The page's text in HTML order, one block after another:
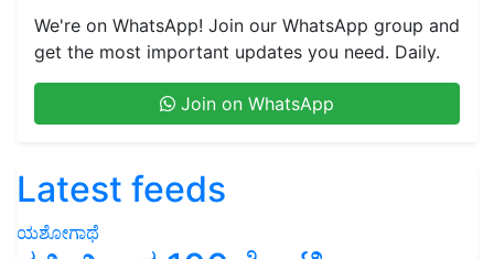
We're on WhatsApp! Join our WhatsApp group and
get the most important updates you need. Daily.
Join on WhatsApp
Latest feeds
ಯಶೋಗಾಥೆ